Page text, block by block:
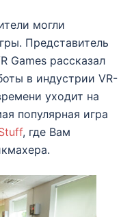
могли
Представитель
Games рассказал
в индустрии VR-
уходит на
популярная игра
, где Вам